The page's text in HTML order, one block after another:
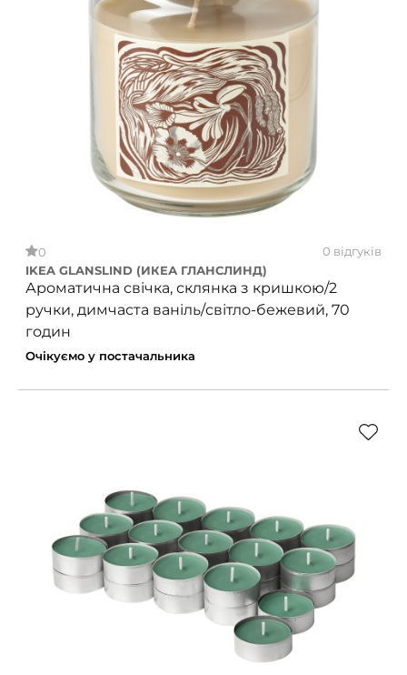
0
0 відгуків
IKEA GLANSLIND (ИКЕА ГЛАНСЛИНД)
Ароматична свічка, склянка з кришкою/2
ручки, димчаста ваніль/світло-бежевий, 70
годин
Очікуємо у постачальника